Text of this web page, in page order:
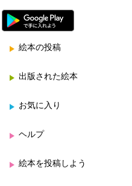
絵本の投稿
出版された絵本
お気に入り
ヘルプ
絵本を投稿しよう